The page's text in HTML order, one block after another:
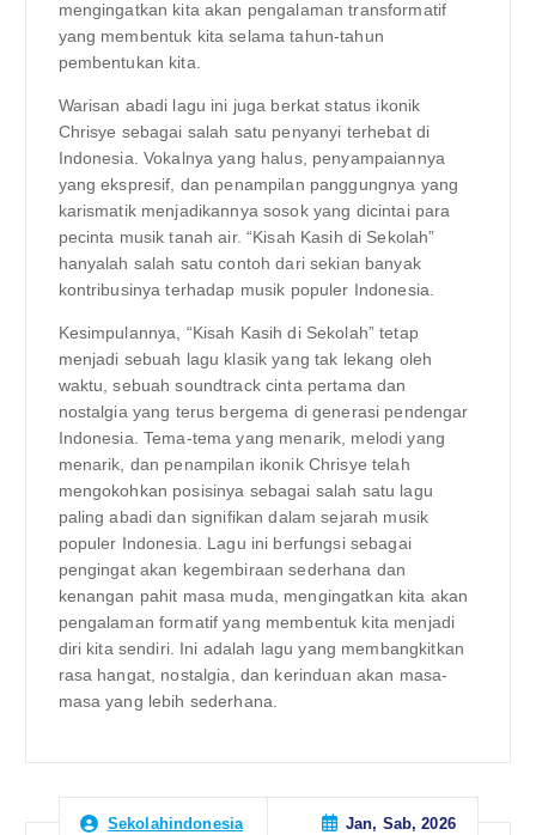
mengingatkan kita akan pengalaman transformatif
yang membentuk kita selama tahun-tahun
pembentukan kita.
Warisan abadi lagu ini juga berkat status ikonik
Chrisye sebagai salah satu penyanyi terhebat di
Indonesia. Vokalnya yang halus, penyampaiannya
yang ekspresif, dan penampilan panggungnya yang
karismatik menjadikannya sosok yang dicintai para
pecinta musik tanah air. “Kisah Kasih di Sekolah”
hanyalah salah satu contoh dari sekian banyak
kontribusinya terhadap musik populer Indonesia.
Kesimpulannya, “Kisah Kasih di Sekolah” tetap
menjadi sebuah lagu klasik yang tak lekang oleh
waktu, sebuah soundtrack cinta pertama dan
nostalgia yang terus bergema di generasi pendengar
Indonesia. Tema-tema yang menarik, melodi yang
menarik, dan penampilan ikonik Chrisye telah
mengokohkan posisinya sebagai salah satu lagu
paling abadi dan signifikan dalam sejarah musik
populer Indonesia. Lagu ini berfungsi sebagai
pengingat akan kegembiraan sederhana dan
kenangan pahit masa muda, mengingatkan kita akan
pengalaman formatif yang membentuk kita menjadi
diri kita sendiri. Ini adalah lagu yang membangkitkan
rasa hangat, nostalgia, dan kerinduan akan masa-
masa yang lebih sederhana.
Sekolahindonesia Jan, Sab, 2026